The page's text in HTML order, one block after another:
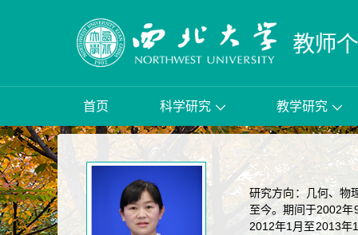
首页 科学研究 教学研究
研究方向：几何、物
至今。期间于2002
2012年1月至2013年